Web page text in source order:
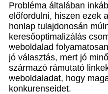
Probléma általában
előfordulni, hiszen ezek
honlap tulajdonosán
keresőoptimalizálás
weboldalad
jó választás, mert jó
származó rámutató
weboldaladat, hogy
konkurenseidet.